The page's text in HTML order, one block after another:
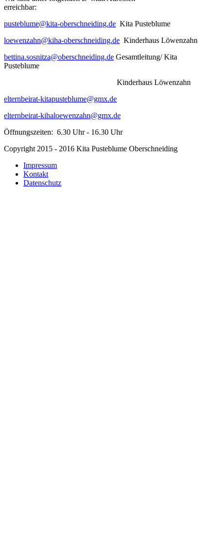
pusteblume@kita-oberschneiding.de Kita Pusteblume
loewenzahn@kiha-oberschneiding.de Kinderhaus Löwenzahn
bettina.sosnitza@oberschneiding.de Gesamtleitung/ Kita
Pusteblume
Kinderhaus Löwenzahn
elternbeirat-kitapusteblume@gmx.de
elternbeirat-kihaloewenzahn@gmx.de
Öffnungszeiten: 6.30 Uhr - 16.30 Uhr
Copyright 2015 - 2016 Kita Pusteblume Oberschneiding
Impressum
Kontakt
Datenschutz